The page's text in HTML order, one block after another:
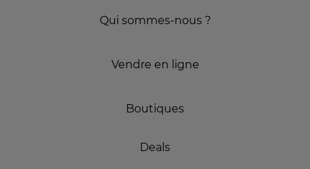
Qui sommes-nous ?
Vendre en ligne
Boutiques
Deals